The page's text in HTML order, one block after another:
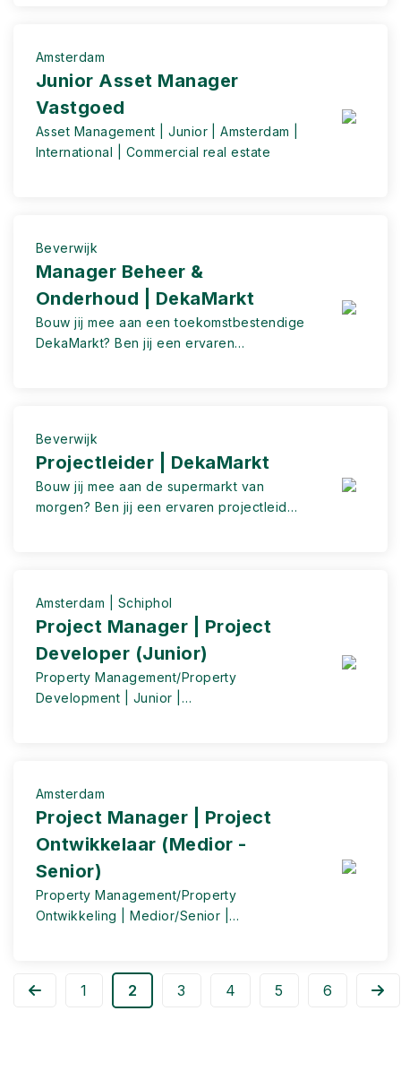
Amsterdam
Junior Asset Manager
Vastgoed
Asset Management | Junior | Amsterdam |
International | Commercial real estate
Beverwijk
Manager Beheer &
Onderhoud | DekaMarkt
Bouw jij mee aan een toekomstbestendige
DekaMarkt? Ben jij een ervaren
resultaten te behalen? Dan is DekaMarkt
op zoek naar jou!
Beverwijk
Projectleider | DekaMarkt
Bouw jij mee aan de supermarkt van
morgen? Ben jij een ervaren projectleider
zoeken wij jou!
Amsterdam | Schiphol
Project Manager | Project
Developer (Junior)
Property Management/Property
Development | Junior |
Amsterdam
Project Manager | Project
Ontwikkelaar (Medior -
Senior)
Property Management/Property
Ontwikkeling | Medior/Senior |
1 2 3 4 5 6